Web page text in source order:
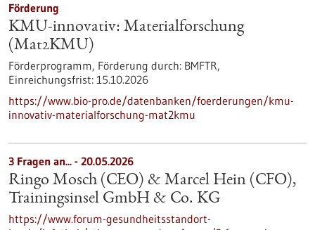
Förderung
KMU-innovativ: Materialforschung
(Mat2KMU)
Förderprogramm, Förderung durch: BMFTR,
Einreichungsfrist: 15.10.2026
https://www.bio-pro.de/datenbanken/foerderungen/kmu-
innovativ-materialforschung-mat2kmu
3 Fragen an... - 20.05.2026
Ringo Mosch (CEO) & Marcel Hein (CFO),
Trainingsinsel GmbH & Co. KG
https://www.forum-gesundheitsstandort-